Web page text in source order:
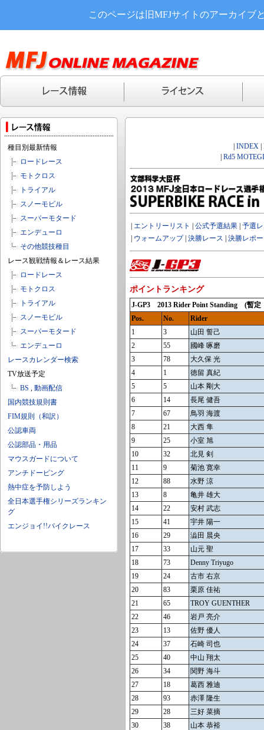
このページは旧MFJサイトのアーカイブ
種目別最新情報
ロードレース
モトクロス
トライアル
スノーモビル
スーパーモタード
エンデューロ
その他競技種目
レース観戦情報＆レース結果
ロードレース
モトクロス
トライアル
スノーモビル
スーパーモタード
エンデューロ
レースカレンダー検索
TV放送予定
BS , 動画配信
国内競技規則書
FIM規則（和訳）
公認車両
公認部品・用品
マウスガードについて
アンチドーピング
熱中症を予防しよう
全日本選手権シリーズランキン
グ
エンジョイ!!バイクレース
INDEX
Rd5
エントリーリスト 公式予選結果 予選
ウォームアップ| 決勝レース 決勝レポ
ポイントランキング
J-GP3 2013 Rider Point Standing (暫定
Pos.
No.
Rider
1
3
山田 誓己
2
55
國峰 啄磨
3
78
大久保 光
4
1
徳留 真紀
5
5
山本 剛大
6
14
長尾 健吾
7
67
鳥羽 海渡
8
21
大西 隼
9
25
小室 旭
10
32
北見 剣
11
9
菊池 寛幸
12
88
水野 涼
13
8
亀井 雄大
14
22
安村 武志
15
41
宇井 陽一
16
29
澁田 晨央
17
33
山元 聖
18
73
Denny Triyugo
19
24
古市 右京
20
83
栗原 佳祐
21
65
TROY GUENTHER
22
46
岩戸 亮介
23
13
佐野 優人
24
37
石崎 司也
25
40
中山 翔太
26
34
関野 海斗
27
18
葛西 雅迪
28
93
赤澤 隆生
29
28
三好 菜摘
30
38
山本 恭裕